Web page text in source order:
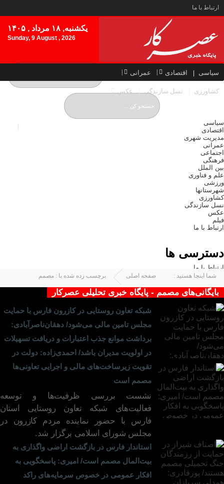
ارتباط با ما
یکشنبه, ۱۸ مرداد , ۱۴۰۵
Sunday, 9 August , 2026
سیاسی اقتصادی عمرانی
کشاورزی نسل سازندگی عکس
سیاسی
اقتصادی
مدیریت شهری
عمرانی
اجتماعی
فرهنگی
بین الملل
علم و فناوری
ورزشی
شهرستانها
کشاورزی
نسل سازندگی
عکس
فیلم
ارتباط با ما
دسترسی ها
ارتباط با ما
شما اینجا هستید : صفحه اصلی برچسب زده شده با : مصمم
بایگانی‌های مصمم - پایگاه خبری تحلیلی عصرکار
۰۳ مرد ۱۴۰۵
شبکه تعاون روستایی در کازرون فارس با حمایت
مجلس تامین مالی می‌شود/ دهقان‌ناصرآبادی:
برداشت موانع جذب اعتبارات و دریافت تسهیلات
در اولویت مدیران باشد/ احمدی‌زاده: دولت در
تقویت زیرساخت‌های مالی و اجرایی تعاونی‌ها
مصمم است
نشست بررسی ظرفیت‌ها و توسعه
فعالیت‌های شبکه تعاون روستایی استان
فارس با حضور نماینده مردم کازرون در
مجلس شورای اسلامی برگزار شد.
استاندار فارس در بازگشت اراضی واگذاری به
بیت‌المال مصمم است/ امیری: پاسخگویی به
افکار عمومی در خصوص سرمایه‌های راکد